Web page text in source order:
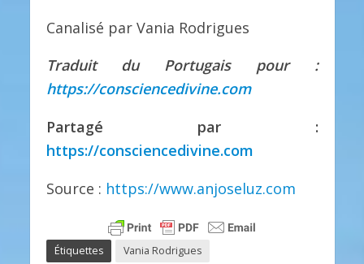
Canalisé par Vania Rodrigues
Traduit du Portugais pour :
https://consciencedivine.com
Partagé par :
https://consciencedivine.com
Source : https://www.anjoseluz.com
Étiquettes Vania Rodrigues